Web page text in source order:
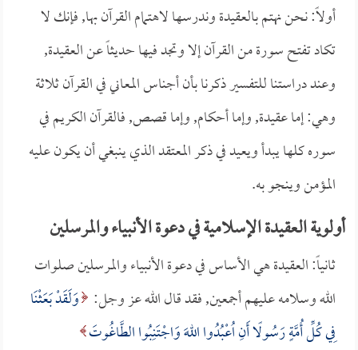
أولاً: نحن نهتم بالعقيدة وندرسها لاهتمام القرآن بها, فإنك لا
تكاد تفتح سورة من القرآن إلا وتجد فيها حديثاً عن العقيدة,
وعند دراستنا للتفسير ذكرنا بأن أجناس المعاني في القرآن ثلاثة
وهي: إما عقيدة, وإما أحكام, وإما قصص, فالقرآن الكريم في
سوره كلها يبدأ ويعيد في ذكر المعتقد الذي ينبغي أن يكون عليه
المؤمن وينجو به.
أولوية العقيدة الإسلامية في دعوة الأنبياء والمرسلين
ثانياً: العقيدة هي الأساس في دعوة الأنبياء والمرسلين صلوات
الله وسلامه عليهم أجمعين, فقد قال الله عز وجل: وَلَقَدْ بَعَثْنَا
فِي كُلِّ أُمَّةٍ رَسُولًا أَنِ اُعْبُدُوا اللهَ وَاجْتَنِبُوا الطَّاغُوتَ